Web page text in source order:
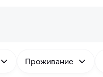
Проживание